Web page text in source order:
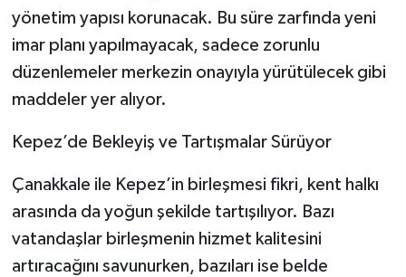
yönetim yapısı korunacak. Bu süre zarfında yeni
imar planı yapılmayacak, sadece zorunlu
düzenlemeler merkezin onayıyla yürütülecek gibi
maddeler yer alıyor.
Kepez’de Bekleyiş ve Tartışmalar Sürüyor
Çanakkale ile Kepez’in birleşmesi fikri, kent halkı
arasında da yoğun şekilde tartışılıyor. Bazı
vatandaşlar birleşmenin hizmet kalitesini
artıracağını savunurken, bazıları ise belde